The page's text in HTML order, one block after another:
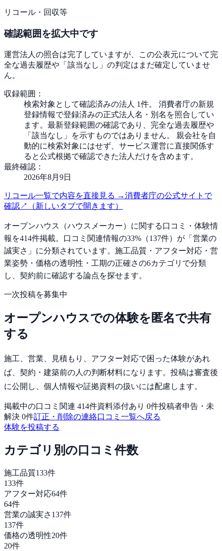
リコール・回収等
確認範囲を拡大中です
運営法人の照合は完了していますが、この公表元について完
全な過去履歴や「該当なし」の判定はまだ確定していませ
ん。
収録範囲：
検索対象として確認済みの法人 1件。 消費者庁の新規
登録情報で登録済みの正式法人名・別名を照合してい
ます。最新登録範囲の確認であり、完全な過去履歴や
「該当なし」を示すものではありません。 親会社を自
動的に検索対象にはせず、サービス運営に直接関係す
ると公式根拠で確認できた法人だけを含めます。
最終確認：
2026年8月9日
リコール一覧で内容を直接見る →消費者庁の公式サイトで
確認↗ （新しいタブで開きます）
オープンハウス
（ハウスメーカー）に関する口コミ・体験情
報を414件掲載。 口コミ関連情報の33%（137件）が「 営業の
誠実さ 」に分類されています。 施工品質・アフター対応・営
業姿勢・価格の透明性・工期の正確さの6カテゴリで分類
し、契約前に確認する論点を探せます。
一次投稿を募集中
オープンハウスでの体験を匿名で共有
する
施工、営業、見積もり、アフター対応で困った体験があれ
ば、 契約・建築前の人 の判断材料になります。投稿は審査後
に公開し、個人情報や証拠資料の扱いには配慮します。
掲載中の口コミ関連 414件資料添付あり 0件投稿者申告・未
解決 0件訂正・削除の連絡口コミ一覧へ戻る
体験を投稿する
カテゴリ別の口コミ件数
施工品質133件
133件
アフター対応64件
64件
営業の誠実さ 137件
137件
価格の透明性20件
20件